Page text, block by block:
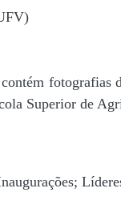
Superior de